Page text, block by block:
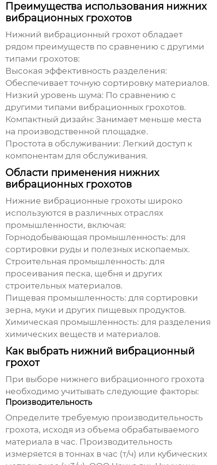
Преимущества использования нижних
вибрационных грохотов
Нижний вибрационный грохот обладает
рядом преимуществ по сравнению с другими
типами грохотов:
Высокая эффективность разделения:
Обеспечивает точную сортировку материалов.
Низкий уровень шума: По сравнению с
другими типами вибрационных грохотов.
Компактный дизайн: Занимает меньше места
на производственной площадке.
Простота в обслуживании: Легкий доступ к
компонентам для обслуживания.
Области применения нижних
вибрационных грохотов
Нижние вибрационные грохоты широко
используются в различных отраслях
промышленности, включая:
Горнодобывающая промышленность: для
сортировки руды и полезных ископаемых.
Строительная промышленность: для
просеивания песка, щебня и других
строительных материалов.
Пищевая промышленность: для сортировки
зерна, муки и других пищевых продуктов.
Химическая промышленность: для разделения
химических веществ и материалов.
Как выбрать нижний вибрационный
грохот
При выборе нижнего вибрационного грохота
необходимо учитывать следующие факторы:
Производительность
Определите требуемую производительность
грохота, исходя из объема обрабатываемого
материала в час. Производительность
измеряется в тоннах в час (т/ч) или кубических